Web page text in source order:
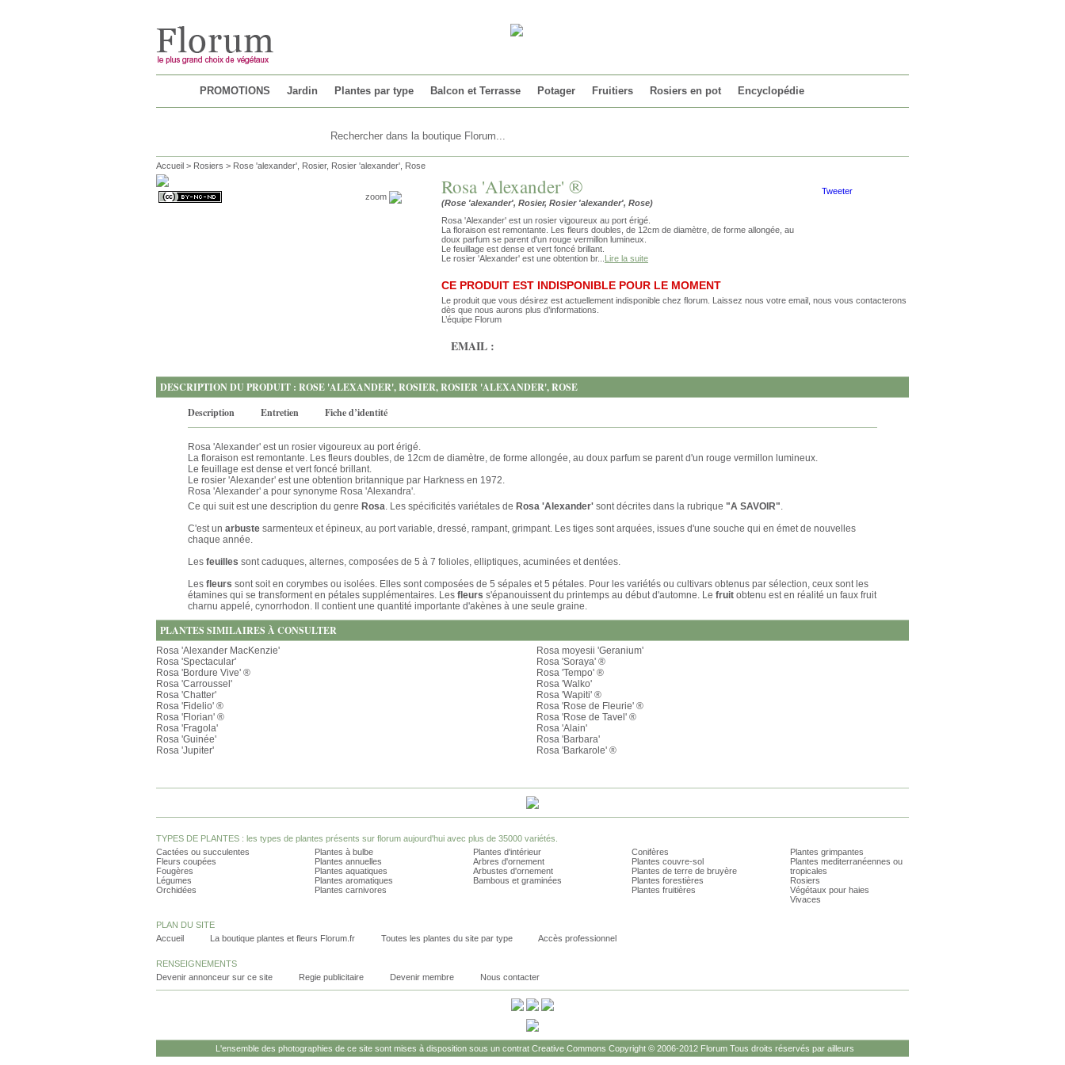
PROMOTIONS Jardin Plantes par type Balcon et Terrasse Potager Fruitiers Rosiers en pot Encyclopédie
Accueil > Rosiers > Rose 'alexander', Rosier, Rosier 'alexander', Rose
zoom Rosa 'Alexander' ®
(Rose 'alexander', Rosier, Rosier 'alexander', Rose)
Rosa 'Alexander' est un rosier vigoureux au port érigé.
La floraison est remontante. Les fleurs doubles, de 12cm de diamètre, de forme allongée, au
doux parfum se parent d'un rouge vermillon lumineux.
Le feuillage est dense et vert foncé brillant.
Le rosier 'Alexander' est une obtention br... Lire la suite
Tweeter
CE PRODUIT EST INDISPONIBLE POUR LE MOMENT
Le produit que vous désirez est actuellement indisponible chez florum. Laissez nous votre email, nous vous contacterons
dès que nous aurons plus d’informations.
L’équipe Florum
EMAIL :
DESCRIPTION DU PRODUIT : ROSE 'ALEXANDER', ROSIER, ROSIER 'ALEXANDER', ROSE
Description
Entretien Fiche d’identité
Rosa 'Alexander' est un rosier vigoureux au port érigé.
La floraison est remontante. Les fleurs doubles, de 12cm de diamètre, de forme allongée, au doux parfum se parent d'un rouge vermillon lumineux.
Le feuillage est dense et vert foncé brillant.
Le rosier 'Alexander' est une obtention britannique par Harkness en 1972.
Rosa 'Alexander' a pour synonyme Rosa 'Alexandra'.
Ce qui suit est une description du genre Rosa. Les spécificités variétales de Rosa 'Alexander' sont décrites dans la rubrique "A SAVOIR".
C'est un arbuste sarmenteux et épineux, au port variable, dressé, rampant, grimpant. Les tiges sont arquées, issues d'une souche qui en émet de nouvelles
chaque année.
Les feuilles sont caduques, alternes, composées de 5 à 7 folioles, elliptiques, acuminées et dentées.
Les fleurs sont soit en corymbes ou isolées. Elles sont composées de 5 sépales et 5 pétales. Pour les variétés ou cultivars obtenus par sélection, ceux sont les
étamines qui se transforment en pétales supplémentaires. Les fleurs s'épanouissent du printemps au début d'automne. Le fruit obtenu est en réalité un faux fruit
charnu appelé, cynorrhodon. Il contient une quantité importante d'akènes à une seule graine.
PLANTES SIMILAIRES À CONSULTER
Rosa 'Alexander MacKenzie'
Rosa 'Spectacular'
Rosa 'Bordure Vive' ®
Rosa 'Carroussel'
Rosa 'Chatter'
Rosa 'Fidelio' ®
Rosa 'Florian' ®
Rosa 'Fragola'
Rosa 'Guinée'
Rosa 'Jupiter'
Rosa moyesii 'Geranium'
Rosa 'Soraya' ®
Rosa 'Tempo' ®
Rosa 'Walko'
Rosa 'Wapiti' ®
Rosa 'Rose de Fleurie' ®
Rosa 'Rose de Tavel' ®
Rosa 'Alain'
Rosa 'Barbara'
Rosa 'Barkarole' ®
TYPES DE PLANTES : les types de plantes présents sur florum aujourd'hui avec plus de 35000 variétés.
Cactées ou succulentes
Fleurs coupées
Fougères
Légumes
Orchidées
Plantes à bulbe
Plantes annuelles
Plantes aquatiques
Plantes aromatiques
Plantes carnivores
Plantes d'intérieur
Arbres d'ornement
Arbustes d'ornement
Bambous et graminées
Conifères
Plantes couvre-sol
Plantes de terre de bruyère
Plantes forestières
Plantes fruitières
Plantes grimpantes
Plantes mediterranéennes ou
tropicales
Rosiers
Végétaux pour haies
Vivaces
PLAN DU SITE
Accueil
La boutique plantes et fleurs Florum.fr Toutes les plantes du site par type Accès professionnel
RENSEIGNEMENTS
Devenir annonceur sur ce site
Regie publicitaire Devenir membre Nous contacter
L'ensemble des photographies de ce site sont mises à disposition sous un contrat Creative Commons Copyright © 2006-2012 Florum Tous droits réservés par ailleurs